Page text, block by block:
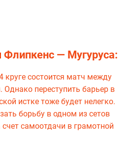
Флипкенс — Мугуруса:
круге состоится матч между
Однако переступить барьер в
истке тоже будет нелегко.
борьбу в одном из сетов
самоотдачи в грамотной